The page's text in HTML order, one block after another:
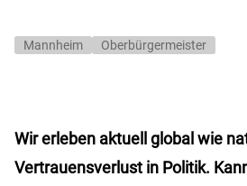
Mannheim Oberbürgermeister
Wir erleben aktuell global wie
Vertrauensverlust in Politik.